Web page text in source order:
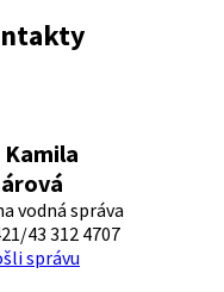
Kamila
vodná správa
43 312 4707
správu